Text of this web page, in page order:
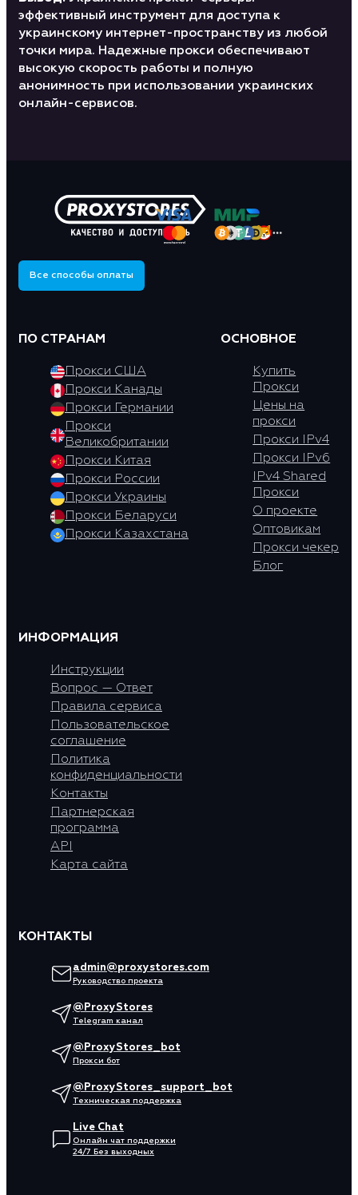
эффективный инструмент для доступа к
украинскому интернет-пространству из любой
точки мира. Надежные прокси обеспечивают
высокую скорость работы и полную
анонимность при использовании украинских
онлайн-сервисов.
Все способы оплаты
ПО СТРАНАМ
Прокси США
Прокси Канады
Прокси Германии
Прокси
Великобритании
Прокси Китая
Прокси России
Прокси Украины
Прокси Беларуси
Прокси Казахстана
ОСНОВНОЕ
Купить
Прокси
Цены на
прокси
Прокси IPv4
Прокси IPv6
IPv4 Shared
Прокси
О проекте
Оптовикам
Прокси чекер
Блог
ИНФОРМАЦИЯ
Инструкции
Вопрос — Ответ
Правила сервиса
Пользовательское
соглашение
Политика
конфиденциальности
Контакты
Партнерская
программа
API
Карта сайта
КОНТАКТЫ
admin@proxystores.com
Руководство проекта
@ProxyStores
Telegram канал
@ProxyStores_bot
Прокси бот
@ProxyStores_support_bot
Техническая поддержка
Live Chat
Онлайн чат поддержки
24/7 Без выходных